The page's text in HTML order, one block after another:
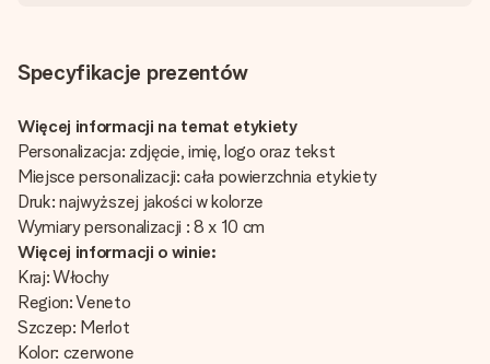
Specyfikacje prezentów
Więcej informacji na temat etykiety
Personalizacja: zdjęcie, imię, logo oraz tekst
Miejsce personalizacji: cała powierzchnia etykiety
Druk: najwyższej jakości w kolorze
Wymiary personalizacji : 8 x 10 cm
Więcej informacji o winie:
Kraj: Włochy
Region: Veneto
Szczep: Merlot
Kolor: czerwone